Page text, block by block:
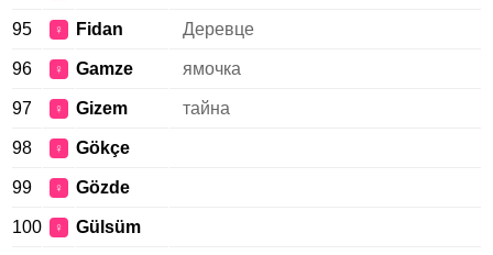
95 ♀ Fidan Деревце
96 ♀ Gamze ямочка
97 ♀ Gizem тайна
98 ♀ Gökçe
99 ♀ Gözde
100 ♀ Gülsüm